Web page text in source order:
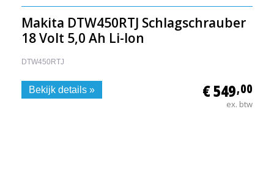
Makita DTW450RTJ Schlagschrauber
18 Volt 5,0 Ah Li-Ion
DTW450RTJ
€ 549,00
ex. btw
Bekijk details »